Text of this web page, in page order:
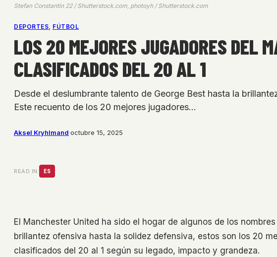
Stefan Constantin 22 / Shutterstock.com, photoyh / Shutterstock.com
DEPORTES, FÚTBOL
LOS 20 MEJORES JUGADORES DEL
CLASIFICADOS DEL 20 AL 1
Desde el deslumbrante talento de George Best hasta la
Este recuento de los 20 mejores jugadores…
Aksel Kryhlmand·octubre 15, 2025
READ IN: ES
El Manchester United ha sido el hogar de algunos de los
brillantez ofensiva hasta la solidez defensiva, estos son los 20
clasificados del 20 al 1 según su legado, impacto y grandeza.